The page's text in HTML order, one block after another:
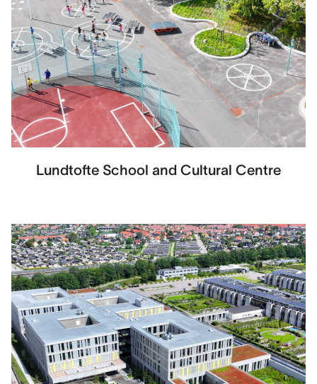
Lundtofte School and Cultural Centre